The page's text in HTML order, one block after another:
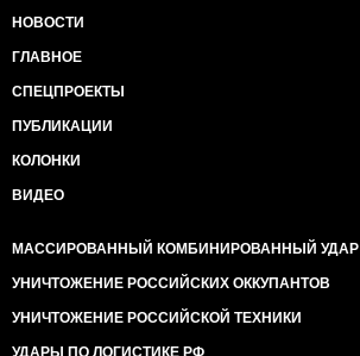
НОВОСТИ
ГЛАВНОЕ
СПЕЦПРОЕКТЫ
ПУБЛИКАЦИИ
КОЛОНКИ
ВИДЕО
МАССИРОВАННЫЙ КОМБИНИРОВАННЫЙ УДАР
УНИЧТОЖЕНИЕ РОССИЙСКИХ ОККУПАНТОВ
УНИЧТОЖЕНИЕ РОССИЙСКОЙ ТЕХНИКИ
УДАРЫ ПО ЛОГИСТИКЕ РФ